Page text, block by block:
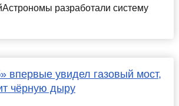
разработали систему
впервые увидел газовый мост,
чёрную дыру